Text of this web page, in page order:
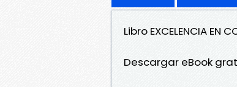
Libro EXCELENCIA EN
Descargar eBook